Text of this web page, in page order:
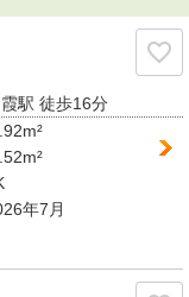
霞駅徒歩16分
年7月